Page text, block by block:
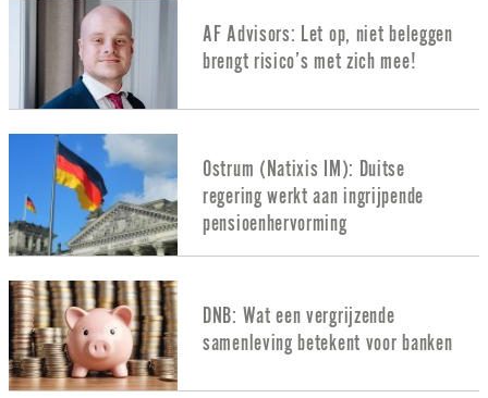
AF Advisors: Let op, niet beleggen
brengt risico’s met zich mee!
Ostrum (Natixis IM): Duitse
regering werkt aan ingrijpende
pensioenhervorming
DNB: Wat een vergrijzende
samenleving betekent voor banken